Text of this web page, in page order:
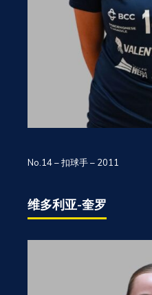
No.14 – 扣球手 – 2011
维多利亚-奎罗